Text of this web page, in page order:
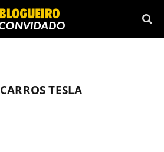
CARROS TESLA